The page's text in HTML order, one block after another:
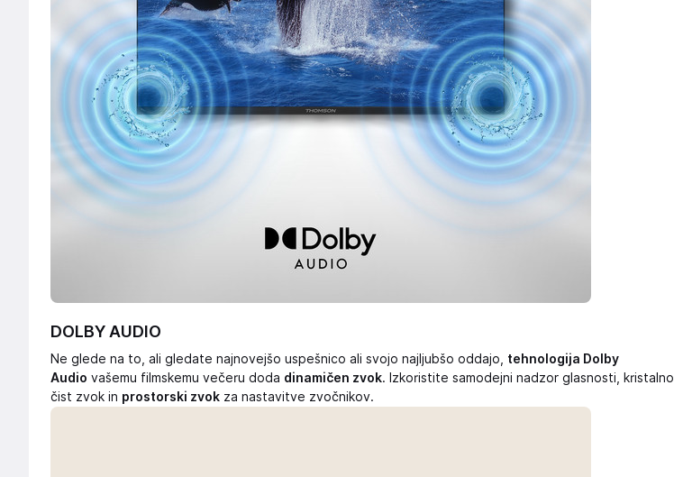
DOLBY AUDIO
Ne glede na to, ali gledate najnovejšo uspešnico ali svojo najljubšo oddajo, tehnologija Dolby
Audio vašemu filmskemu večeru doda dinamičen zvok. Izkoristite samodejni nadzor glasnosti, kristalno
čist zvok in prostorski zvok za nastavitve zvočnikov.